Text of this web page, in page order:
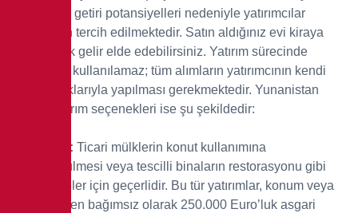
ekonomik getiri potansiyelleri nedeniyle yatırımcılar
tarafından tercih edilmektedir. Satın aldığınız evi kiraya
vererek ek gelir elde edebilirsiniz. Yatırım sürecinde
Mortgage kullanılamaz; tüm alımların yatırımcının kendi
öz kaynaklarıyla yapılması gerekmektedir. Yunanistan
konut yatırım seçenekleri ise şu şekildedir:
€250.000: Ticari mülklerin konut kullanımına
dönüştürülmesi veya tescilli binaların restorasyonu gibi
özel projeler için geçerlidir. Bu tür yatırımlar, konum veya
büyüklükten bağımsız olarak 250.000 Euro’luk asgari